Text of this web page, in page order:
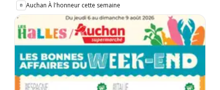
Auchan À l'honneur cette semaine